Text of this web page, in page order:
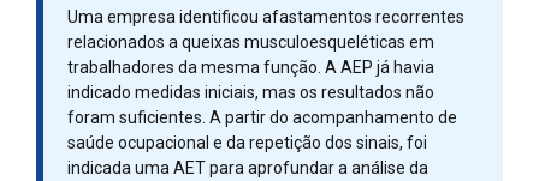
Uma empresa identificou afastamentos recorrentes
relacionados a queixas musculoesqueléticas em
trabalhadores da mesma função. A AEP já havia
indicado medidas iniciais, mas os resultados não
foram suficientes. A partir do acompanhamento de
saúde ocupacional e da repetição dos sinais, foi
indicada uma AET para aprofundar a análise da